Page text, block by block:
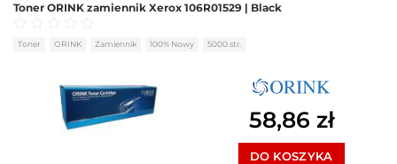
Toner ORINK zamiennik Xerox 106R01529 | Black
Oceniono 0na 5
Toner ORINK Zamiennik 100% Nowy 5000 str.
58,86 zł
DO KOSZYKA